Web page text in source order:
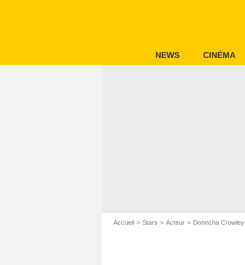
NEWS CINÉMA
Accueil Stars Acteur Donncha Crowley